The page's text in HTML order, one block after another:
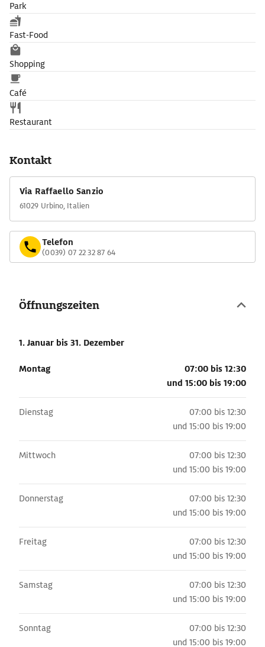
Park
Fast-Food
Shopping
Café
Restaurant
Kontakt
Via Raffaello Sanzio
61029 Urbino, Italien
Telefon
(0039) 07 22 32 87 64
Öffnungszeiten
1. Januar bis 31. Dezember
Montag
07:00 bis 12:30
und 15:00 bis 19:00
Dienstag
07:00 bis 12:30
und 15:00 bis 19:00
Mittwoch
07:00 bis 12:30
und 15:00 bis 19:00
Donnerstag
07:00 bis 12:30
und 15:00 bis 19:00
Freitag
07:00 bis 12:30
und 15:00 bis 19:00
Samstag
07:00 bis 12:30
und 15:00 bis 19:00
Sonntag
07:00 bis 12:30
und 15:00 bis 19:00